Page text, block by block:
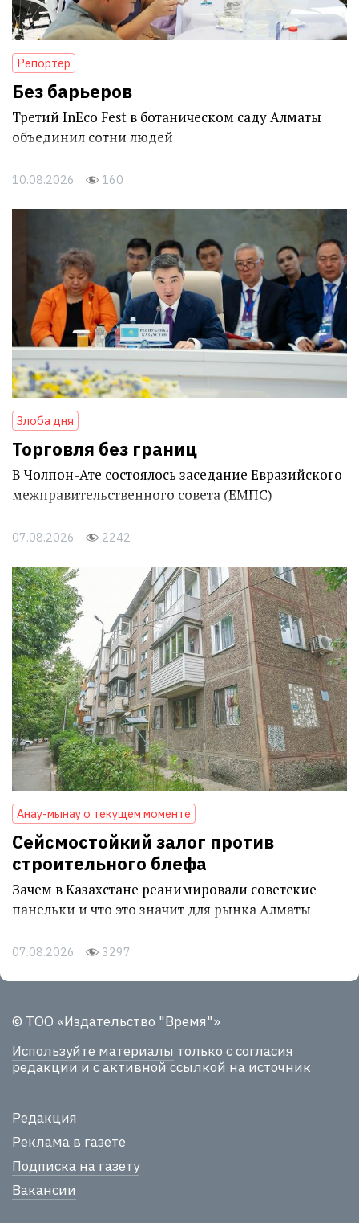
Репортер
Без барьеров
Третий InEco Fest в ботаническом саду Алматы
объединил сотни людей
10.08.2026 160
Злоба дня
Торговля без границ
В Чолпон-Ате состоялось заседание Евразийского
межправительственного совета (ЕМПС)
07.08.2026 2242
Анау-мынау о текущем моменте
Сейсмостойкий залог против
строительного блефа
Зачем в Казахстане реанимировали советские
панельки и что это значит для рынка Алматы
07.08.2026 3297
© ТОО «Издательство "Время"»
Используйте материалы только с согласия
редакции и с активной ссылкой на источник
Редакция
Реклама в газете
Подписка на газету
Вакансии